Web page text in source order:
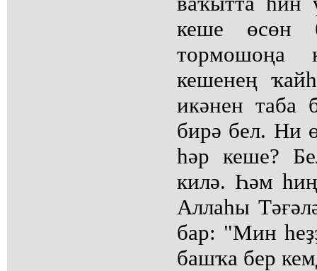
кеше өсөн
тормошоңа
кешенең
икәнен таба
бирә бел. Ни
һәр кеше?
килә. Һәм
Аллаһы
бар: "Мин
башҡа бер